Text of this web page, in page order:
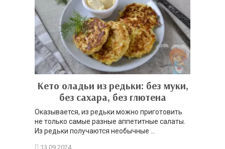
Кето оладьи из редьки: без муки,
без сахара, без глютена
Оказывается, из редьки можно приготовить
не только самые разные аппетитные салаты.
Из редьки получаются необычные ...